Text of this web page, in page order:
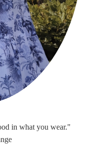
in what you wear."